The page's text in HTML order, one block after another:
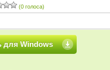
(0 голоса)
для Windows